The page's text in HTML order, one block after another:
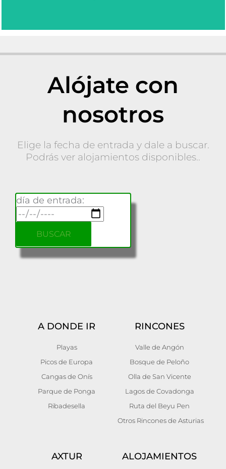
Alójate con
nosotros
Elige la fecha de entrada y dale a buscar.
Podrás ver alojamientos disponibles..
día de entrada:
A DONDE IR
Playas
Picos de Europa
Cangas de Onís
Parque de Ponga
Ribadesella
RINCONES
Valle de Angón
Bosque de Peloño
Olla de San Vicente
Lagos de Covadonga
Ruta del Beyu Pen
Otros Rincones de Asturias
AXTUR ALOJAMIENTOS